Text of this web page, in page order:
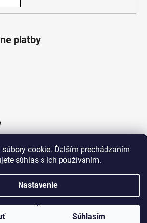
cookie. Ďalším prechádzaním
súhlas s ich používaním.
Nastavenie
Súhlasím
šperky za dobré ceny. Pri nákupe nad 50€
s dôverou - naša spoločnosť je s
platby
Vytvoril Shoptet
Lotka.sk. Všetky práva vyhradené.
nastavenie cookies